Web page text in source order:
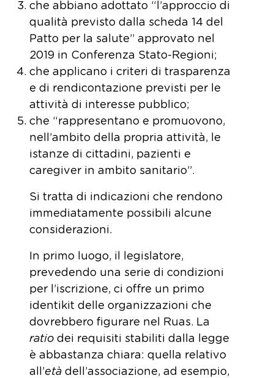
che abbiano adottato “l’approccio di
qualità previsto dalla scheda 14 del
Patto per la salute” approvato nel
2019 in Conferenza Stato-Regioni;
che applicano i criteri di trasparenza
e di rendicontazione previsti per le
attività di interesse pubblico;
che “rappresentano e promuovono,
nell’ambito della propria attività, le
istanze di cittadini, pazienti e
caregiver in ambito sanitario”.
Si tratta di indicazioni che rendono
immediatamente possibili alcune
considerazioni.
In primo luogo, il legislatore,
prevedendo una serie di condizioni
per l’iscrizione, ci offre un primo
identikit delle organizzazioni che
dovrebbero figurare nel Ruas. La
ratio dei requisiti stabiliti dalla legge
è abbastanza chiara: quella relativo
all’età dell’associazione, ad esempio,